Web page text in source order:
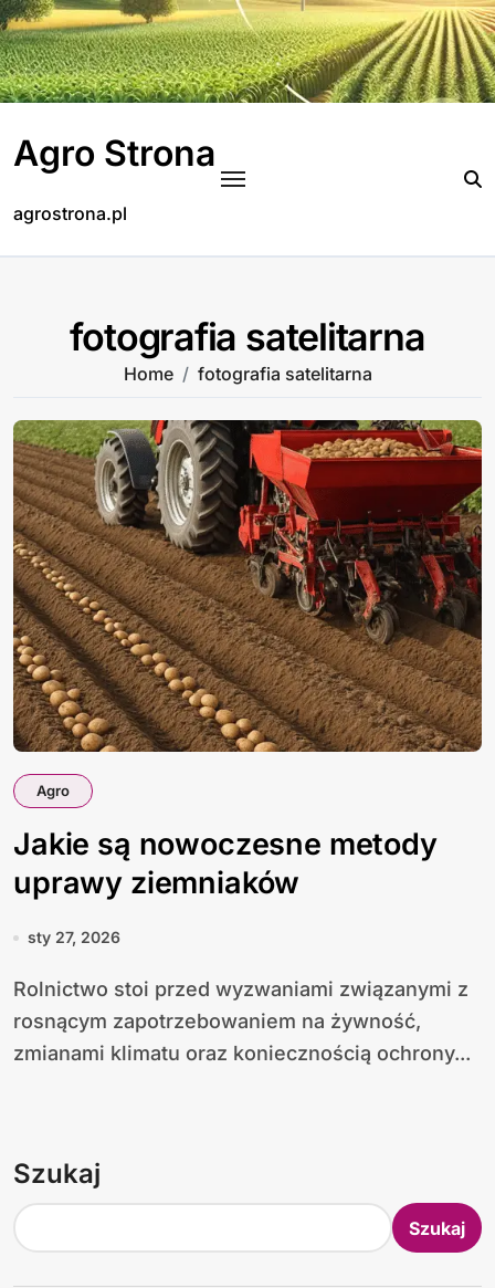
Skip
to
content
Agro Strona
agrostrona.pl
fotografia satelitarna
Home fotografia satelitarna
Agro
Jakie są nowoczesne metody
uprawy ziemniaków
sty 27, 2026
Rolnictwo stoi przed wyzwaniami związanymi z
rosnącym zapotrzebowaniem na żywność,
zmianami klimatu oraz koniecznością ochrony...
Szukaj
Szukaj